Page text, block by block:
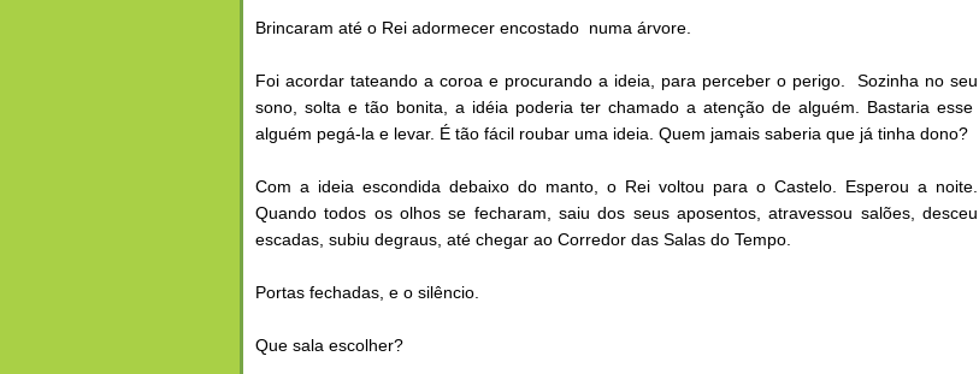
Brincaram até o Rei adormecer encostado numa árvore.
Foi acordar tateando a coroa e procurando a ideia, para perceber o perigo. Sozinha no seu
sono, solta e tão bonita, a idéia poderia ter chamado a atenção de alguém. Bastaria esse
alguém pegá-la e levar. É tão fácil roubar uma ideia. Quem jamais saberia que já tinha dono?
Com a ideia escondida debaixo do manto, o Rei voltou para o Castelo. Esperou a noite.
Quando todos os olhos se fecharam, saiu dos seus aposentos, atravessou salões, desceu
escadas, subiu degraus, até chegar ao Corredor das Salas do Tempo.
Portas fechadas, e o silêncio.
Que sala escolher?